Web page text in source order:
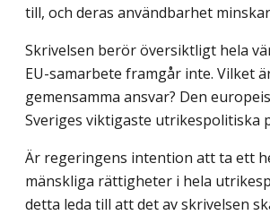
till, och deras användbarhet
Skrivelsen berör översiktligt hela
EU-samarbete framgår inte. Vilket
gemensamma ansvar? Den
Sveriges viktigaste utrikespolitiska
Är regeringens intention att ta ett
mänskliga rättigheter i hela
detta leda till att det av skrivelsen